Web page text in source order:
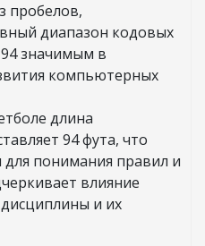
пробелов,
диапазон кодовых
94 значимым в
компьютерных
длина
94 фута, что
понимания правил и
влияние
и их